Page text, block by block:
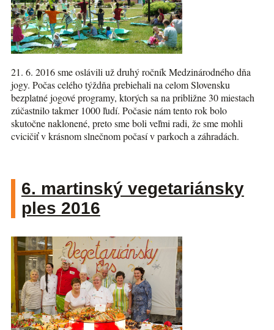
21. 6. 2016 sme oslávili už druhý ročník Medzinárodného dňa
jogy. Počas celého týždňa prebiehali na celom Slovensku
bezplatné jogové programy, ktorých sa na približne 30 miestach
zúčastnilo takmer 1000 ľudí. Počasie nám tento rok bolo
skutočne naklonené, preto sme boli veľmi radi, že sme mohli
cvicičiť v krásnom slnečnom počasí v parkoch a záhradách.
6. martinský vegetariánsky
ples 2016